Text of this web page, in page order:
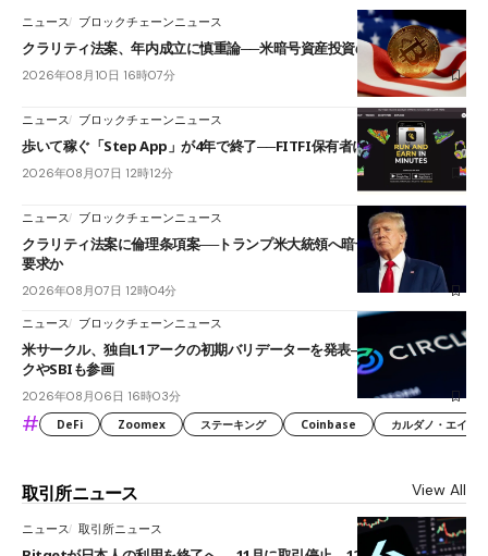
ニュース ブロックチェーンニュース
クラリティ法案、年内成立に慎重論──米暗号資産投資の海外流出懸念も
2026年08月10日 16時07分
ニュース ブロックチェーンニュース
歩いて稼ぐ「Step App」が4年で終了──FITFI保有者に対応呼びかけ
2026年08月07日 12時12分
ニュース ブロックチェーンニュース
クラリティ法案に倫理条項案──トランプ米大統領へ暗号資産事業の売却
要求か
2026年08月07日 12時04分
ニュース ブロックチェーンニュース
米サークル、独自L1アークの初期バリデーターを発表――ブラックロッ
クやSBIも参画
2026年08月06日 16時03分
# DeFi Zoomex ステーキング Coinbase カルダノ・エイ
取引所ニュース View All
ニュース 取引所ニュース